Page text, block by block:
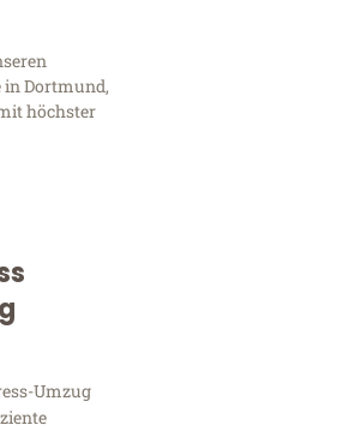
in Dortmund,
höchster
Umzug